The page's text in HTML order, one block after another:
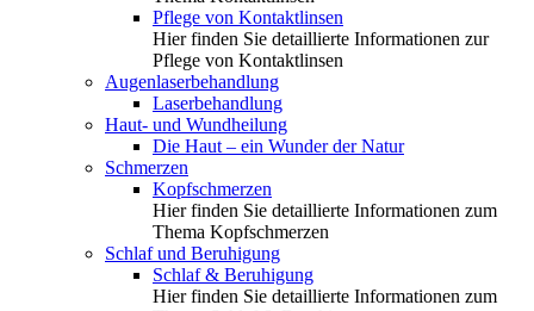
Pflege von Kontaktlinsen
Hier finden Sie detaillierte Informationen zur
Pflege von Kontaktlinsen
Augenlaserbehandlung
Laserbehandlung
Haut- und Wundheilung
Die Haut – ein Wunder der Natur
Schmerzen
Kopfschmerzen
Hier finden Sie detaillierte Informationen zum
Thema Kopfschmerzen
Schlaf und Beruhigung
Schlaf & Beruhigung
Hier finden Sie detaillierte Informationen zum